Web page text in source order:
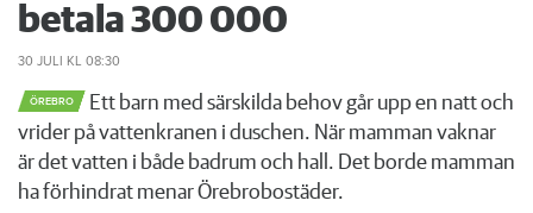
betala 300 000
30 JULI KL 08:30
ÖREBRO
Ett barn med särskilda behov går upp en natt och
vrider på vattenkranen i duschen. När mamman vaknar
är det vatten i både badrum och hall. Det borde mamman
ha förhindrat menar Örebrobostäder.